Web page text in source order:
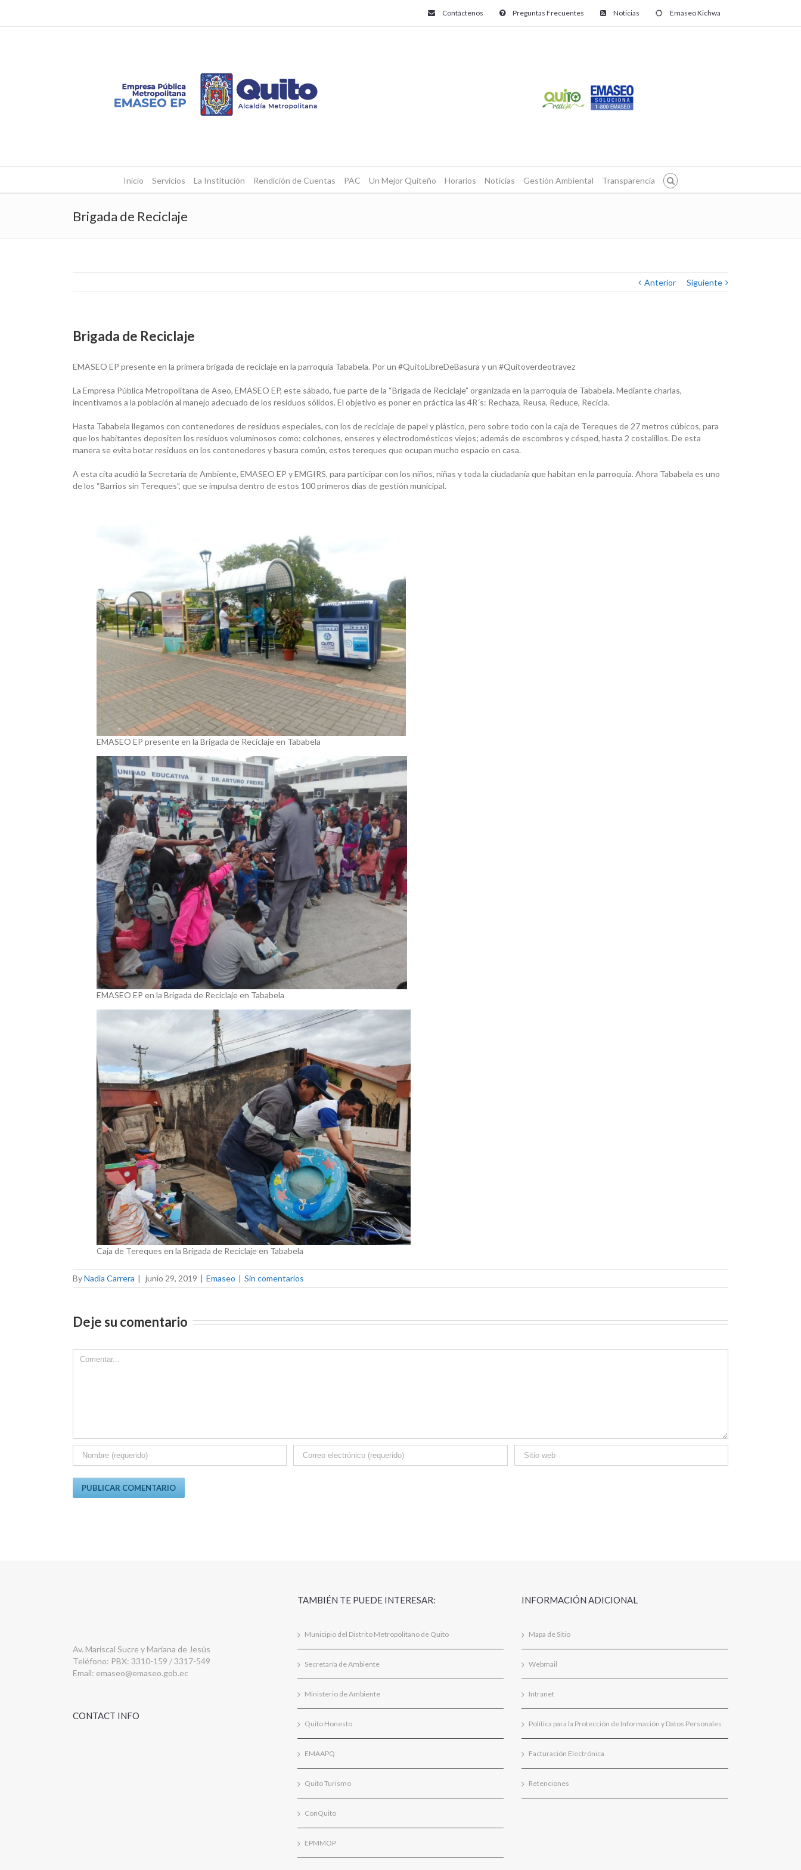
Contáctenos Preguntas Frecuentes Noticias Emaseo Kichwa
Inicio Servicios La Institución Rendición de Cuentas PAC Un Mejor Quiteño Horarios Noticias Gestión Ambiental Transparencia
Brigada de Reciclaje
Anterior Siguiente
Brigada de Reciclaje
EMASEO EP presente en la primera brigada de reciclaje en la parroquia Tababela. Por un #QuitoLibreDeBasura y un #Quitoverdeotravez
La Empresa Pública Metropolitana de Aseo, EMASEO EP, este sábado, fue parte de la “Brigada de Reciclaje” organizada en la parroquia de Tababela. Mediante charlas,
incentivamos a la población al manejo adecuado de los residuos sólidos. El objetivo es poner en práctica las 4R´s: Rechaza, Reusa, Reduce, Recicla.
Hasta Tababela llegamos con contenedores de residuos especiales, con los de reciclaje de papel y plástico, pero sobre todo con la caja de Tereques de 27 metros cúbicos, para
que los habitantes depositen los residuos voluminosos como: colchones, enseres y electrodomésticos viejos; además de escombros y césped, hasta 2 costalillos. De esta
manera se evita botar residuos en los contenedores y basura común, estos tereques que ocupan mucho espacio en casa.
A esta cita acudió la Secretaría de Ambiente, EMASEO EP y EMGIRS, para participar con los niños, niñas y toda la ciudadanía que habitan en la parroquia. Ahora Tababela es uno
de los “Barrios sin Tereques”, que se impulsa dentro de estos 100 primeros días de gestión municipal.
EMASEO EP presente en la Brigada de Reciclaje en Tababela
EMASEO EP en la Brigada de Reciclaje en Tababela
Caja de Tereques en la Brigada de Reciclaje en Tababela
ByNadia Carrera | junio 29, 2019 | Emaseo | Sin comentarios
Deje su comentario
Comment
Av. Mariscal Sucre y Mariana de Jesús
Teléfono: PBX: 3310-159 / 3317-549
Email: emaseo@emaseo.gob.ec
CONTACT INFO
TAMBIÉN TE PUEDE INTERESAR:
Municipio del Distrito Metropolitano de Quito
Secretaría de Ambiente
Ministerio de Ambiente
Quito Honesto
EMAAPQ
Quito Turismo
ConQuito
EPMMOP
INFORMACIÓN ADICIONAL
Mapa de Sitio
Webmail
Intranet
Política para la Protección de Información y Datos Personales
Facturación Electrónica
Retenciones